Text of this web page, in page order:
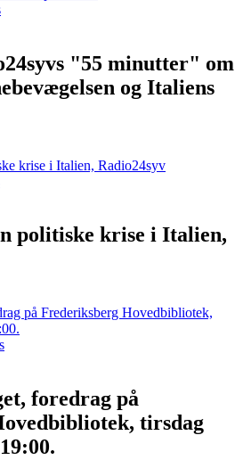
"55 minutter" om
og Italiens
politiske krise i Italien,
foredrag på
tirsdag